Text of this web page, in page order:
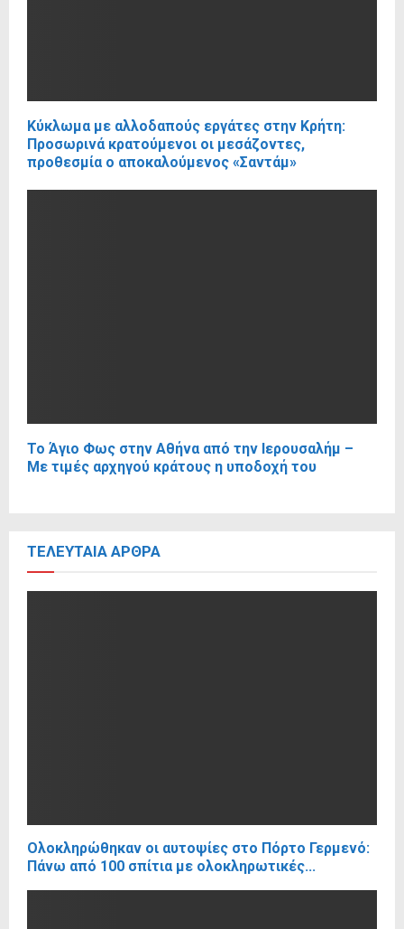
Κύκλωμα με αλλοδαπούς εργάτες στην Κρήτη:
Προσωρινά κρατούμενοι οι μεσάζοντες,
προθεσμία ο αποκαλούμενος «Σαντάμ»
Το Άγιο Φως στην Αθήνα από την Ιερουσαλήμ –
Με τιμές αρχηγού κράτους η υποδοχή του
ΤΕΛΕΥΤΑΊΑ ΆΡΘΡΑ
Ολοκληρώθηκαν οι αυτοψίες στο Πόρτο Γερμενό:
Πάνω από 100 σπίτια με ολοκληρωτικές...